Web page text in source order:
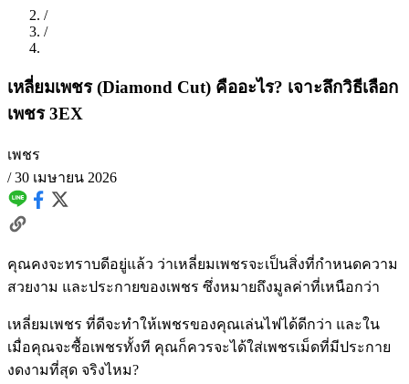
/
/
เหลี่ยมเพชร (Diamond Cut) คืออะไร? เจาะลึกวิธีเลือก
เพชร 3EX
เพชร
/30 เมษายน 2026
คุณคงจะทราบดีอยู่แล้ว ว่าเหลี่ยมเพชรจะเป็นสิ่งที่กำหนดความ
สวยงาม และประกายของเพชร ซึ่งหมายถึงมูลค่าที่เหนือกว่า
เหลี่ยมเพชร ที่ดีจะทำให้เพชรของคุณเล่นไฟได้ดีกว่า และใน
เมื่อคุณจะซื้อเพชรทั้งที คุณก็ควรจะได้ใส่เพชรเม็ดที่มีประกาย
งดงามที่สุด จริงไหม?